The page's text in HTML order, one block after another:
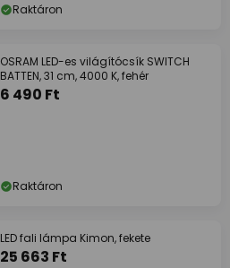
Raktáron
OSRAM LED-es világítócsík SWITCH
BATTEN, 31 cm, 4000 K, fehér
6 490 Ft
Raktáron
LED fali lámpa Kimon, fekete
25 663 Ft